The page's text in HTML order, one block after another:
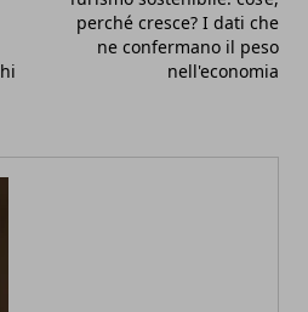
perché cresce? I dati che
ne confermano il peso
nell'economia